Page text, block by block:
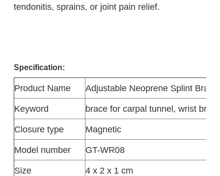
tendonitis, sprains, or joint pain relief.
Specification:
Product Name
Adjustable Neoprene Splint Brace
Keyword
brace for carpal tunnel, wrist
Closure type
Magnetic
Model number
GT-WR08
Size
4 x 2 x 1 cm